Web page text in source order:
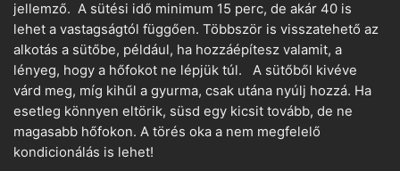
jellemző. A sütési idő minimum 15 perc, de akár 40 is
lehet a vastagságtól függően. Többször is visszatehető az
alkotás a sütőbe, például, ha hozzáépítesz valamit, a
lényeg, hogy a hőfokot ne lépjük túl. A sütőből kivéve
várd meg, míg kihűl a gyurma, csak utána nyúlj hozzá. Ha
esetleg könnyen eltörik, süsd egy kicsit tovább, de ne
magasabb hőfokon. A törés oka a nem megfelelő
kondicionálás is lehet!